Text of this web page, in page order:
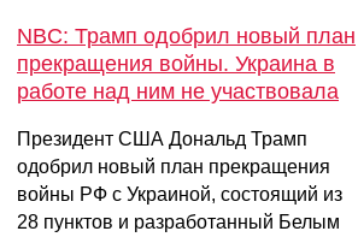
NBC: Трамп одобрил новый план
прекращения войны. Украина в
работе над ним не участвовала
Президент США Дональд Трамп
одобрил новый план прекращения
войны РФ с Украиной, состоящий из
28 пунктов и разработанный Белым